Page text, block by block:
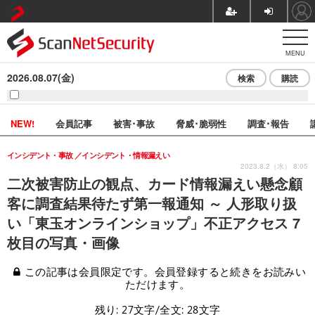
MENU
2026.08.07(金) 検索 購読
NEW! 会員記事 被害･事故 脅威･脆弱性 調査･報告
二次被害防止の観点、カード情報漏えい懸念顧
客に調査結果待たず第一報通知 ～ 人形取り扱
い「東玉オンラインショップ」不正アクセス 7
枚目の写真・画像
インシデント・事故 インシデント・情報漏えい
2023.8.2（水） 8:05
この記事は会員限定です。会員登録すると続きをお読みい
ただけます。
残り: 27文字/全文: 28文字